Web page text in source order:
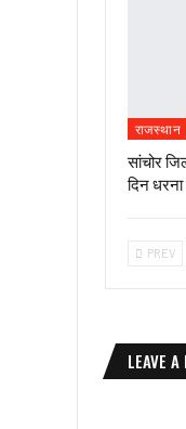
राजस्थान
सांचोर
दिन धरना
PREV
LEAVE